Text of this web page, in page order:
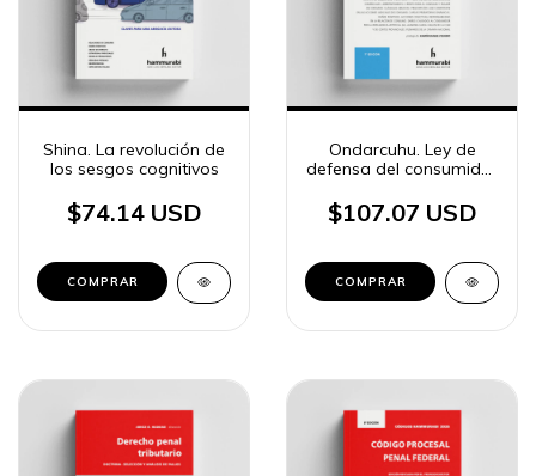
Shina. La revolución de
los sesgos cognitivos
$74.14 USD
COMPRAR
Ondarcuhu. Ley de
defensa del consumidor
$107.07 USD
COMPRAR